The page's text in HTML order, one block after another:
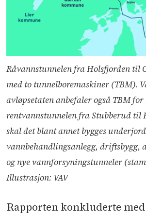
Råvannstunnelen fra Holsfjorden til
med to tunnelboremaskiner (TBM).
avløpsetaten anbefaler også TBM
rentvannstunnelen fra Stubberud til
skal det blant annet bygges
vannbehandlingsanlegg, driftsbygg,
og nye vannforsyningstunneler
Illustrasjon: VAV
Rapporten konkluderte